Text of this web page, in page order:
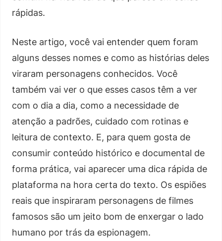
rápidas.
Neste artigo, você vai entender quem foram
alguns desses nomes e como as histórias deles
viraram personagens conhecidos. Você
também vai ver o que esses casos têm a ver
com o dia a dia, como a necessidade de
atenção a padrões, cuidado com rotinas e
leitura de contexto. E, para quem gosta de
consumir conteúdo histórico e documental de
forma prática, vai aparecer uma dica rápida de
plataforma na hora certa do texto. Os espiões
reais que inspiraram personagens de filmes
famosos são um jeito bom de enxergar o lado
humano por trás da espionagem.